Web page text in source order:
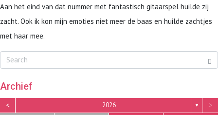
Aan het eind van dat nummer met fantastisch gitaarspel huilde zij
zacht. Ook ik kon mijn emoties niet meer de baas en huilde zachtjes
met haar mee.
Archief
< 2026 ▼ >